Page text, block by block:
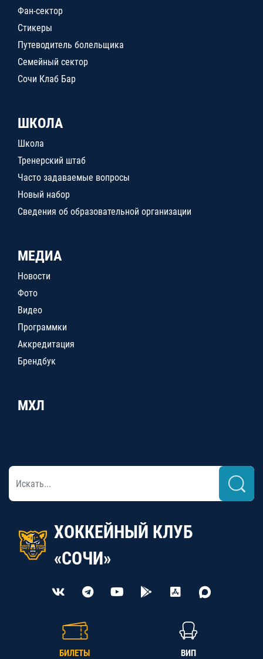
Фан-сектор
Стикеры
Путеводитель болельщика
Семейный сектор
Сочи Клаб Бар
ШКОЛА
Школа
Тренерский штаб
Часто задаваемые вопросы
Новый набор
Сведения об образовательной организации
МЕДИА
Новости
Фото
Видео
Программки
Аккредитация
Брендбук
МХЛ
ХОККЕЙНЫЙ КЛУБ
«СОЧИ»
БИЛЕТЫ ВИП